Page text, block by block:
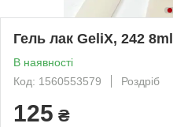
Гель лак GeliX, 242 8ml
В наявності
Код: 1560553579
Роздріб
125 ₴